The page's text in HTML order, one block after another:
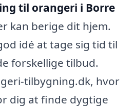
til orangeri i Borre
kan berige dit hjem.
idé at tage sig tid til
forskellige tilbud.
tilbygning.dk, hvor
dig at finde dygtige